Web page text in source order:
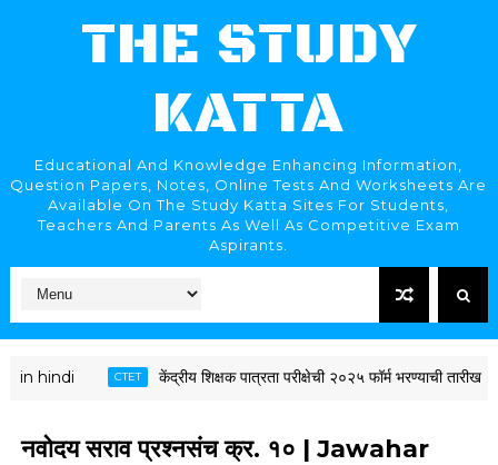
THE STUDY
KATTA
Educational And Knowledge Enhancing Information,
Question Papers, Notes, Online Tests And Worksheets Are
Available On The Study Katta Sites For Students,
Teachers And Parents As Well As Competitive Exam
Aspirants.
CTET केंद्रीय शिक्षक पात्रता परीक्षेची २०२५ फॉर्म भरण्याची
नवोदय सराव प्रश्नसंच क्र. १० | Jawahar